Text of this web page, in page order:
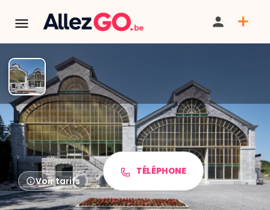
Centre d'Interprétation de la
Pierre de Sprimont
Tarif
Voir tarifs
TÉLÉPHONE